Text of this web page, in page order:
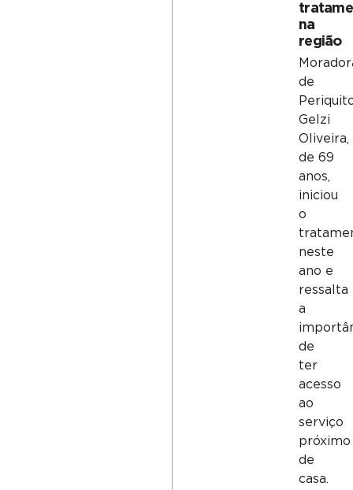
na
região
de
Gelzi
Oliveira,
de 69
anos,
iniciou
o
neste
ano e
ressalta
a
de
ter
acesso
ao
serviço
próximo
de
casa.